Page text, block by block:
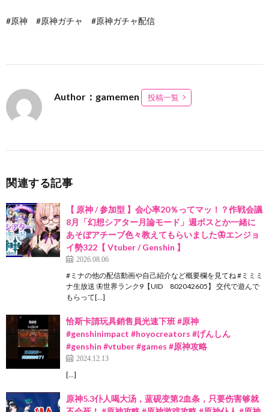
#原神 #原神ガチャ #原神ガチャ配信
Author：gamemen 投稿一覧
関連する記事
【 原神 / 参加型 】会心率20％ってマッ！？作戦会議
8月「幻想シアター月論モード」週ボスとか一緒に
あそぼアチーブ色々教えてもらいました🦋エンジョ
イ勢322【 Vtuber / Genshin 】
2026.08.06
#ミナの他の配信動画や自己紹介など概要欄を見てね #ミミミ
ナ生放送 🦋世界ランク9【UID 802042605】 交代で遊んで
もらって[…]
恰斯卡請玩具銷售員光速下班 #原神
#genshinimpact #hoyocreators #げんしん
#genshin #vtuber #games #原神攻略
2024.12.13
[…]
原神5.3仆人喝大汤，蓝砚变第2血条，只要伤害够就